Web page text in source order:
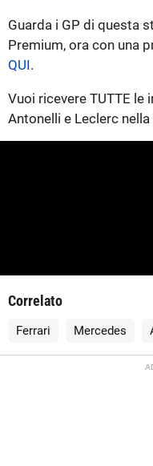
Guarda i GP di questa
Premium, ora con una
QUI.
Vuoi ricevere TUTTE le
Antonelli e Leclerc
Correlato
Ferrari Mercedes